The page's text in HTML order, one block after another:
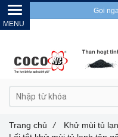
Trang chủ / Khử mùi tủ
Gọi